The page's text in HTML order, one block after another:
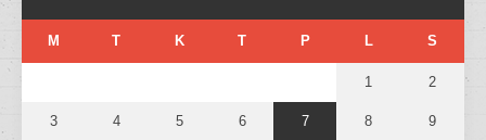
M T K T P L S
1 2
3 4 5 6 7 8 9